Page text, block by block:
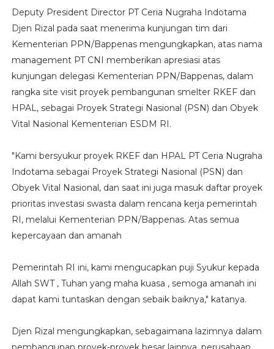
Deputy President Director PT Ceria Nugraha Indotama
Djen Rizal pada saat menerima kunjungan tim dari
Kementerian PPN/Bappenas mengungkapkan, atas nama
management PT CNI memberikan apresiasi atas
kunjungan delegasi Kementerian PPN/Bappenas, dalam
rangka site visit proyek pembangunan smelter RKEF dan
HPAL, sebagai Proyek Strategi Nasional (PSN) dan Obyek
Vital Nasional Kementerian ESDM RI.
"Kami bersyukur proyek RKEF dan HPAL PT Ceria Nugraha
Indotama sebagai Proyek Strategi Nasional (PSN) dan
Obyek Vital Nasional, dan saat ini juga masuk daftar proyek
prioritas investasi swasta dalam rencana kerja pemerintah
RI, melalui Kementerian PPN/Bappenas. Atas semua
kepercayaan dan amanah
Pemerintah RI ini, kami mengucapkan puji Syukur kepada
Allah SWT , Tuhan yang maha kuasa , semoga amanah ini
dapat kami tuntaskan dengan sebaik baiknya," katanya.
Djen Rizal mengungkapkan, sebagaimana lazimnya dalam